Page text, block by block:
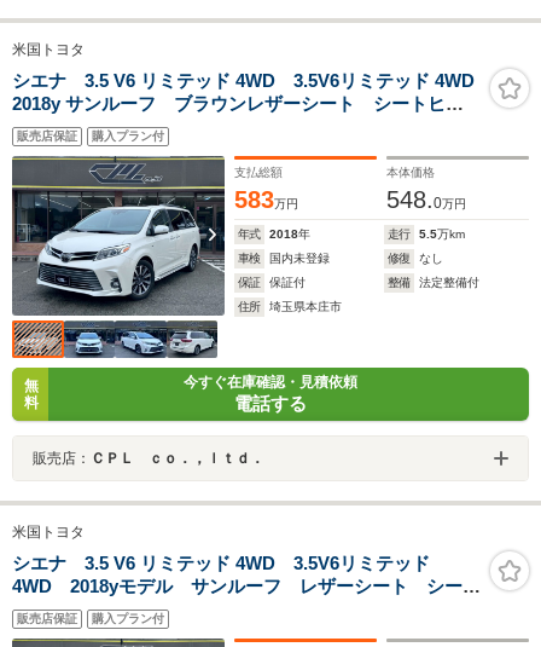
米国トヨタ
シエナ 3.5 V6 リミテッド 4WD 3.5V6リミテッド 4WD
2018y サンルーフ ブラウンレザーシート シートヒー
ター オットマンセカンドシート セーフティセンス
パワーバックドア 国内新規登録
販売店保証 購入プラン付
支払総額
583万円
本体価格
548.0万円
年式 2018年 走行 5.5万km
車検
国内未登録 修復
なし
保証
保証付 整備
法定整備付
住所
埼玉県本庄市
無
料
今すぐ在庫確認・見積依頼
電話する
販売店： ＣＰＬ ｃｏ．，ｌｔｄ．
米国トヨタ
シエナ 3.5 V6 リミテッド 4WD 3.5V6リミテッド
4WD 2018yモデル サンルーフ レザーシート シート
ヒーター オットマンシート セーフティセンス
販売店保証 購入プラン付